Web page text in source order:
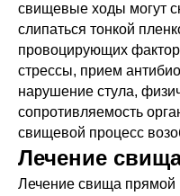
свищевые ходы могут
слипаться тонкой
провоцирующих
стрессы, прием
нарушение стула,
сопротивляемость
свищевой процесс
Лечение
Лечение свища прямой